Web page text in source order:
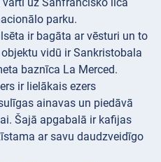
parku.
ir bagāta ar vēsturi un to
vidū ir Sankristobala
baznīca La Merced.
ir lielākais ezers
ainavas un piedāvā
Šajā apgabalā ir kafijas
ar savu daudzveidīgo